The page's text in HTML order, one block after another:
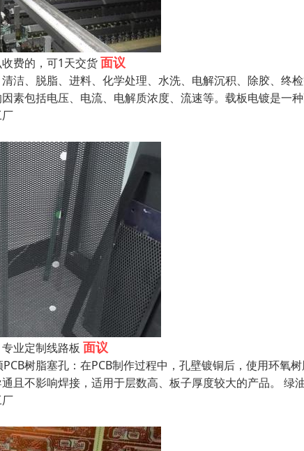
费的，可1天交货面议
洁、脱脂、进料、化学处理、水洗、电解沉积、除胶、终
素包括电压、电流、电解质浓度、流速等。载板电镀是一
业定制线路板 面议
树脂塞孔：在PCB制作过程中，孔壁镀铜后，使用环氧
且不影响焊接，适用于层数高、板子厚度较大的产品。 绿